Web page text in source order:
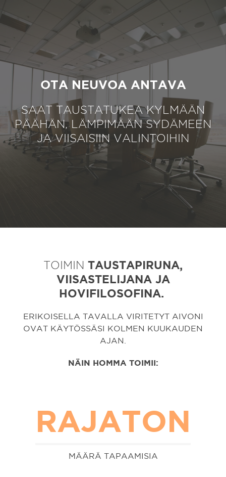
OTA NEUVOA ANTAVA
SAAT TAUSTATUKEA KYLMÄÄN
PÄÄHÄN, LÄMPIMÄÄN SYDÄMEEN
JA VIISAISIIN VALINTOIHIN
TOIMIN TAUSTAPIRUNA,
VIISASTELIJANA JA
HOVIFILOSOFINA.
ERIKOISELLA TAVALLA VIRITETYT AIVONI
OVAT KÄYTÖSSÄSI KOLMEN KUUKAUDEN
AJAN.
NÄIN HOMMA TOIMII:
RAJATON
MÄÄRÄ TAPAAMISIA